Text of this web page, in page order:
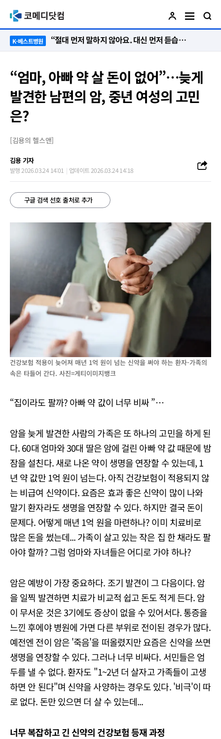
K-베스트병원 “절대 먼저 말하지 않아요. 대신 먼저 듣습니다”
“엄마, 아빠 약 살 돈이 없어”…늦게
발견한 남편의 암, 중년 여성의 고민
은?
[김용의 헬스앤]
김용 기자
발행 2026.03.24 14:01 업데이트 2026.03.24 14:18
구글 검색 선호 출처로 추가
건강보험 적용이 늦어져 매년 1억 원이 넘는 신약을 써야 하는 환자-가족의
속은 타들어 간다. 사진=게티이미지뱅크
“집이라도 팔까? 아빠 약 값이 너무 비싸 ”…
암을 늦게 발견한 사람의 가족은 또 하나의 고민을 하게 된
다. 60대 엄마와 30대 딸은 암에 걸린 아빠 약 값 때문에 밤
잠을 설친다. 새로 나온 약이 생명을 연장할 수 있는데, 1
년 약 값만 1억 원이 넘는다. 아직 건강보험이 적용되지 않
는 비급여 신약이다. 요즘은 효과 좋은 신약이 많이 나와
말기 환자라도 생명을 연장할 수 있다. 하지만 결국 돈이
문제다. 어떻게 매년 1억 원을 마련하나? 이미 치료비로
많은 돈을 썼는데... 가족이 살고 있는 작은 집 한 채라도 팔
아야 할까? 그럼 엄마와 자녀들은 어디로 가야 하나?
암은 예방이 가장 중요하다. 조기 발견이 그 다음이다. 암
을 일찍 발견하면 치료가 비교적 쉽고 돈도 적게 든다. 암
이 무서운 것은 3기에도 증상이 없을 수 있어서다. 통증을
느낀 후에야 병원에 가면 다른 부위로 전이된 경우가 많다.
예전엔 전이 암은 '죽음'을 떠올렸지만 요즘은 신약을 쓰면
생명을 연장할 수 있다. 그러나 너무 비싸다. 서민들은 엄
두를 낼 수 없다. 환자도 "1~2년 더 살자고 가족들이 고생
하면 안 된다"며 신약을 사양하는 경우도 있다. '비극'이 따
로 없다. 돈만 있으면 더 살 수 있는데...
너무 복잡하고 긴 신약의 건강보험 등재 과정